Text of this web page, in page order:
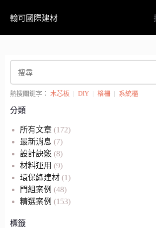
翰可國際建材
熱搜關鍵字： 木芯板 | DIY | 格柵 | 系統櫃
分類
所有文章 (172)
最新消息 (7)
設計訣竅 (8)
材料運用 (9)
環保綠建材 (1)
門組案例 (48)
精選案例 (153)
標籤